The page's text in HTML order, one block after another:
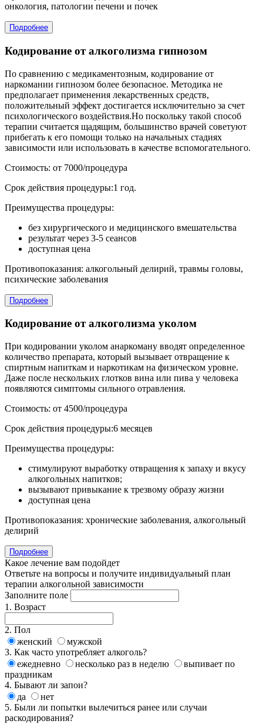
онкология, патологии печени и почек
Подробнее
Кодирование от алкоголизма гипнозом
По сравнению с медикаментозным, кодирование от
наркомании гипнозом более безопасное. Методика не
предполагает применения лекарственных средств,
положительный эффект достигается исключительно за счет
психологического воздействия.Но поскольку такой способ
терапии считается щадящим, большинство врачей советуют
прибегать к его помощи только на начальных стадиях
зависимости или использовать в качестве вспомогательного.
Стоимость: от 7000/процедура
Срок действия процедуры:1 год.
Преимущества процедуры:
без хирургического и медицинского вмешательства
результат через 3-5 сеансов
доступная цена
Противопоказания: алкогольный делирий, травмы головы,
психические заболевания
Подробнее
Кодирование от алкоголизма уколом
При кодировании уколом анаркоману вводят определенное
количество препарата, который вызывает отвращение к
спиртным напиткам и наркотикам на физическом уровне.
Даже после нескольких глотков вина или пива у человека
появляются симптомы сильного отравления.
Стоимость: от 4500/процедура
Срок действия процедуры:6 месяцев
Преимущества процедуры:
стимулируют выработку отвращения к запаху и вкусу
алкогольных напитков;
вызывают привыкание к трезвому образу жизни
доступная цена
Противопоказания: хронические заболевания, алкогольный
делирий
Подробнее
Какое лечение вам подойдет
Ответьте на вопросы и получите индивидуальный план
терапии алкогольной зависимости
Заполните поле
1. Возраст
2. Пол
женский
мужской
3. Как часто употребляет алкоголь?
ежедневно
несколько раз в неделю
выпивает по
праздникам
4. Бывают ли запои?
да
нет
5. Были ли попытки вылечиться ранее или случаи
раскодирования?